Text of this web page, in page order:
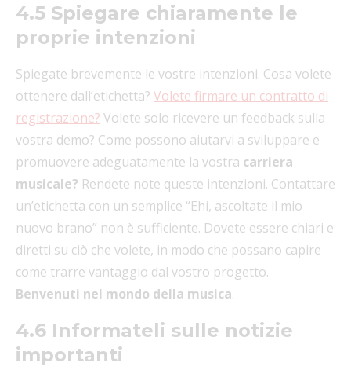
4.5 Spiegare chiaramente le
proprie intenzioni
Spiegate brevemente le vostre intenzioni. Cosa volete
ottenere dall’etichetta? Volete firmare un contratto di
registrazione? Volete solo ricevere un feedback sulla
vostra demo? Come possono aiutarvi a sviluppare e
promuovere adeguatamente la vostra carriera
musicale? Rendete note queste intenzioni. Contattare
un’etichetta con un semplice “Ehi, ascoltate il mio
nuovo brano” non è sufficiente. Dovete essere chiari e
diretti su ciò che volete, in modo che possano capire
come trarre vantaggio dal vostro progetto.
Benvenuti nel mondo della musica.
4.6 Informateli sulle notizie
importanti